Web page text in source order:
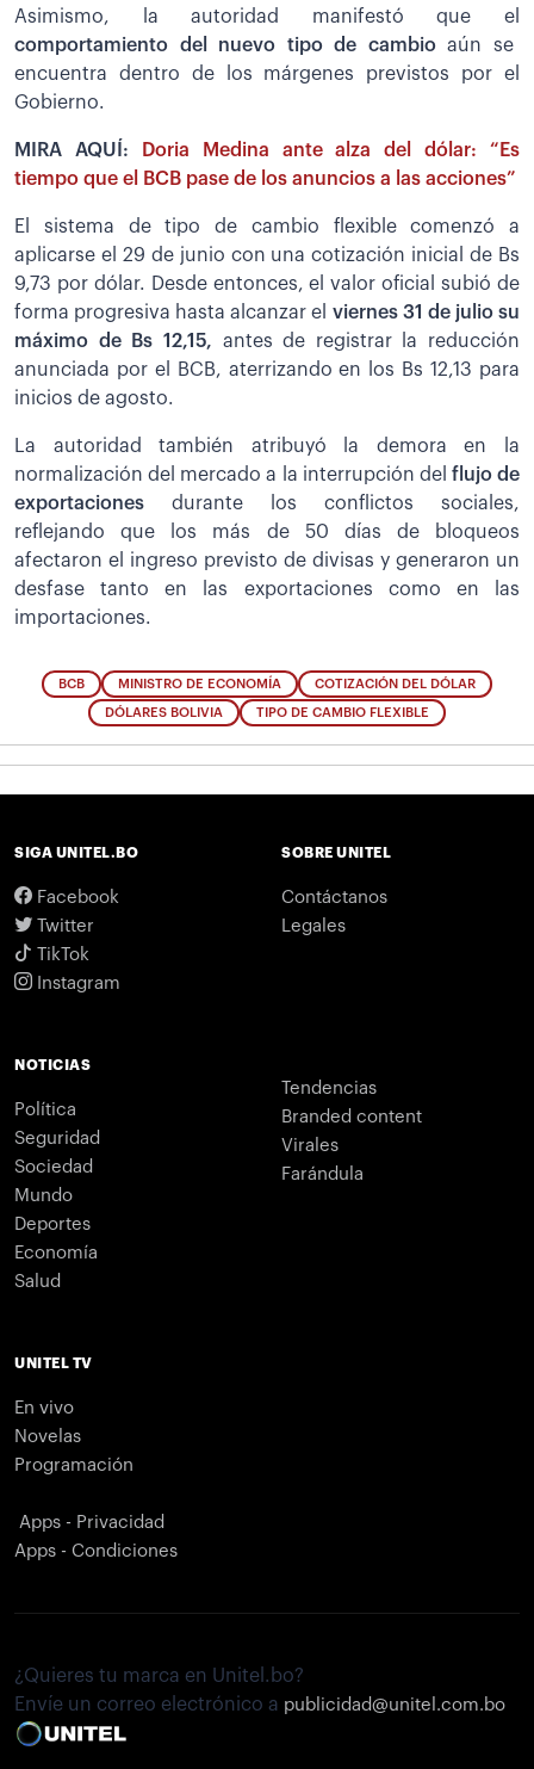
Asimismo, la autoridad manifestó que el
comportamiento del nuevo tipo de cambio aún se
encuentra dentro de los márgenes previstos por el
Gobierno.
MIRA AQUÍ:
Doria Medina ante alza del dólar: “Es
tiempo que el BCB pase de los anuncios a las acciones”
El sistema de tipo de cambio flexible comenzó a
aplicarse el 29 de junio con una cotización inicial de Bs
9,73 por dólar. Desde entonces, el valor oficial subió de
forma progresiva hasta alcanzar el viernes 31 de julio su
máximo de Bs 12,15, antes de registrar la reducción
anunciada por el BCB, aterrizando en los Bs 12,13 para
inicios de agosto.
La autoridad también atribuyó la demora en la
normalización del mercado a la interrupción del flujo de
exportaciones durante los conflictos sociales,
reflejando que los más de 50 días de bloqueos
afectaron el ingreso previsto de divisas y generaron un
desfase tanto en las exportaciones como en las
importaciones.
BCB MINISTRO DE ECONOMÍA COTIZACIÓN DEL DÓLAR
DÓLARES BOLIVIA TIPO DE CAMBIO FLEXIBLE
SIGA UNITEL.BO
Facebook
Twitter
TikTok
Instagram
SOBRE UNITEL
Contáctanos
Legales
NOTICIAS
Política
Seguridad
Sociedad
Mundo
Deportes
Economía
Salud
Tendencias
Branded content
Virales
Farándula
UNITEL TV
En vivo
Novelas
Programación
Apps - Privacidad
Apps - Condiciones
¿Quieres tu marca en Unitel.bo?
Envíe un correo electrónico a publicidad@unitel.com.bo